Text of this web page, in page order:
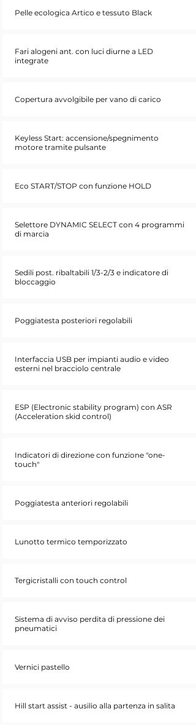
Pelle ecologica Artico e tessuto Black
Fari alogeni ant. con luci diurne a LED
integrate
Copertura avvolgibile per vano di carico
Keyless Start: accensione/spegnimento
motore tramite pulsante
Eco START/STOP con funzione HOLD
Selettore DYNAMIC SELECT con 4 programmi
di marcia
Sedili post. ribaltabili 1/3-2/3 e indicatore di
bloccaggio
Poggiatesta posteriori regolabili
Interfaccia USB per impianti audio e video
esterni nel bracciolo centrale
ESP (Electronic stability program) con ASR
(Acceleration skid control)
Indicatori di direzione con funzione "one-
touch"
Poggiatesta anteriori regolabili
Lunotto termico temporizzato
Tergicristalli con touch control
Sistema di avviso perdita di pressione dei
pneumatici
Vernici pastello
Hill start assist - ausilio alla partenza in salita